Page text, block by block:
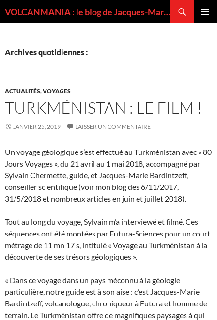
VOLCANMANIA : le blog de Jacques-Marie BARDINTZEFF, volcanologue
Archives quotidiennes :
ACTUALITÉS,VOYAGES
TURKMÉNISTAN : LE FILM !
JANVIER 25, 2019 LAISSER UN COMMENTAIRE
Un voyage géologique s’est effectué au Turkménistan avec « 80
Jours Voyages », du 21 avril au 1 mai 2018, accompagné par
Sylvain Chermette, guide, et Jacques-Marie Bardintzeff,
conseiller scientifique (voir mon blog des 6/11/2017,
31/5/2018 et nombreux articles en juin et juillet 2018).
Tout au long du voyage, Sylvain m’a interviewé et filmé. Ces
séquences ont été montées par Futura-Sciences pour un court
métrage de 11 mn 17 s, intitulé « Voyage au Turkménistan à la
découverte de ses trésors géologiques ».
« Dans ce voyage dans un pays méconnu à la géologie
particulière, notre guide est à son aise : c’est Jacques-Marie
Bardintzeff, volcanologue, chroniqueur à Futura et homme de
terrain. Le Turkménistan offre de magnifiques paysages à qui